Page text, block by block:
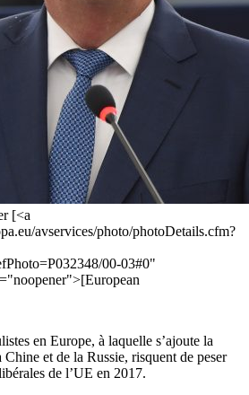
[<a
avservices/photo/photoDetails.cfm?
00-03#0"
en Europe, à laquelle s’ajoute la
Chine et de la Russie, risquent de peser
de l’UE en 2017.